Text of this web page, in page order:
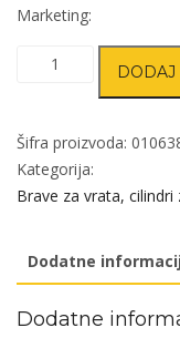
Marketing:
Brava
vrata
AGB590
AGB
količina
DODAJ
Šifra proizvoda:
Kategorija:
Brave za vrata,
Dodatne
Dodatne